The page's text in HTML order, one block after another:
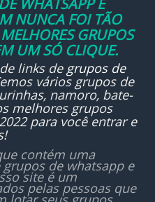
WHATSAPP E
NUNCA FOI TÃO
GRUPOS
UM SÓ CLIQUE.
links de grupos de
vários grupos de
namoro, bate-
melhores grupos
para você entrar e
contém uma
de whatsapp e
site é um
pelas pessoas que